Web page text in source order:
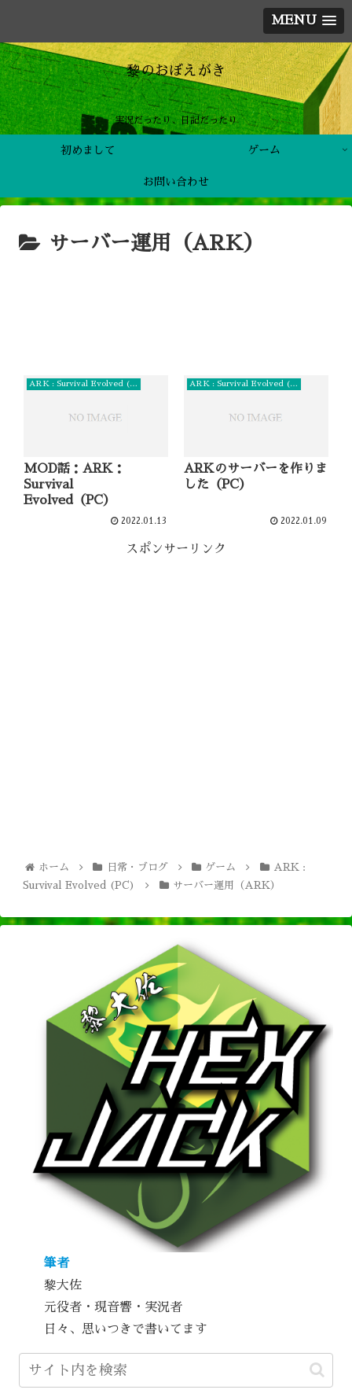
MENU
黎のおぼえがき
実況だったり、日記だったり
初めまして ゲーム
お問い合わせ
サーバー運用（ARK）
ARK : Survival Evolved (PC)
MOD話：ARK：
Survival
Evolved（PC）
2022.01.13
ARK : Survival Evolved (PC)
ARKのサーバーを作りま
した（PC）
2022.01.09
スポンサーリンク
ホーム 日常・ブログ ゲーム
ARK :
Survival Evolved (PC)
サーバー運用（ARK）
筆者
黎大佐
元役者・現音響・実況者
日々、思いつきで書いてます